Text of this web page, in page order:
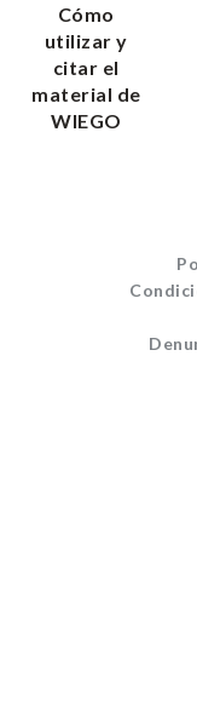
Cómo
utilizar y
citar el
material de
WIEGO